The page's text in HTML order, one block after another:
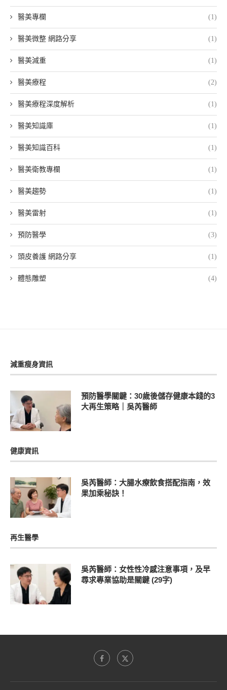
醫美專欄 (1)
醫美微整 網路分享 (1)
醫美減重 (1)
醫美療程 (2)
醫美療程深度解析 (1)
醫美知識庫 (1)
醫美知識百科 (1)
醫美衛教專欄 (1)
醫美趨勢 (1)
醫美雷射 (1)
預防醫學 (3)
頭皮養護 網路分享 (1)
體態雕塑 (4)
減重瘦身資訊
預防醫學關鍵：30歲後儲存健康本錢的3
大再生策略｜吳芮醫師
健康資訊
吳芮醫師：大腸水療飲食搭配指南，效
果加乘秘訣！
再生醫學
吳芮醫師：女性性冷感注意事項，及早
尋求專業協助是關鍵 (29字)